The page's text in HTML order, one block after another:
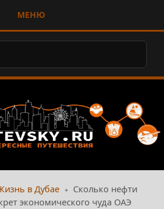
МЕНЮ
в Дубае
Сколько нефти
экономического чуда ОАЭ